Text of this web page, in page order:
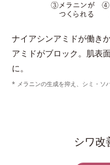
ナイアシンアミドが働き
アミドがブロック。肌表
に。
* メラニンの生成を抑え、シミ・ソ
シワ改